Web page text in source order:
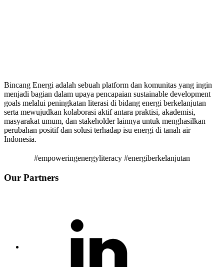
Bincang Energi adalah sebuah platform dan komunitas yang ingin
menjadi bagian dalam upaya pencapaian sustainable development
goals melalui peningkatan literasi di bidang energi berkelanjutan
serta mewujudkan kolaborasi aktif antara praktisi, akademisi,
masyarakat umum, dan stakeholder lainnya untuk menghasilkan
perubahan positif dan solusi terhadap isu energi di tanah air
Indonesia.
#empoweringenergyliteracy #energiberkelanjutan
Our Partners